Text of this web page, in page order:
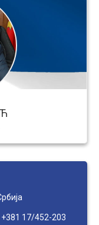
17/452-203